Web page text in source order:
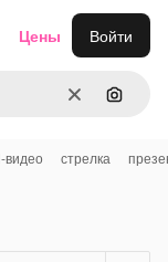
ОчиститьПоиск
Цены Войти
стрелка